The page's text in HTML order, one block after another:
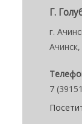
Г.
г.
Ачинск,
7